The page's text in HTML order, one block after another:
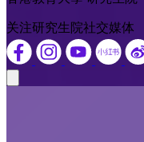
关注研究生院社交媒体
Close modal